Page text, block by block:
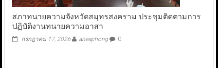
สภาทนายความจังหวัดสมุทรสงคราม ประชุมติดตามการ
ปฏิบัติงานทนายความอาสา
กรกฎาคม 17, 2026 aneaphong 0